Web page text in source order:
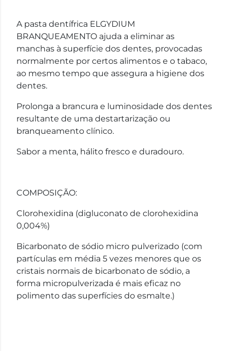
A pasta dentífrica ELGYDIUM
BRANQUEAMENTO ajuda a eliminar as
manchas à superfície dos dentes, provocadas
normalmente por certos alimentos e o tabaco,
ao mesmo tempo que assegura a higiene dos
dentes.
Prolonga a brancura e luminosidade dos dentes
resultante de uma destartarização ou
branqueamento clínico.
Sabor a menta, hálito fresco e duradouro.
COMPOSIÇÃO:
Clorohexidina (digluconato de clorohexidina
0,004%)
Bicarbonato de sódio micro pulverizado (com
partículas em média 5 vezes menores que os
cristais normais de bicarbonato de sódio, a
forma micropulverizada é mais eficaz no
polimento das superfícies do esmalte.)